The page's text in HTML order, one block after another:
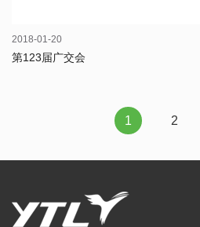
2018-01-20
第123届广交会
1 2